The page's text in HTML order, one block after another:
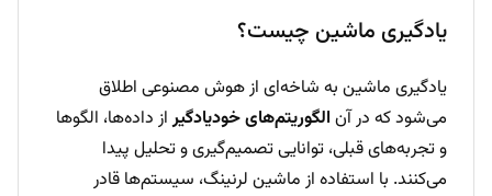
یادگیری ماشین چیست؟
یادگیری ماشین به شاخه‌ای از هوش مصنوعی اطلاق
می‌شود که در آن الگوریتم‌های خودیادگیراز داده‌ها، الگوها
و تجربه‌های قبلی، توانایی تصمیم‌گیری و تحلیل پیدا
می‌کنند. با استفاده از ماشین لرنینگ، سیستم‌ها قادر